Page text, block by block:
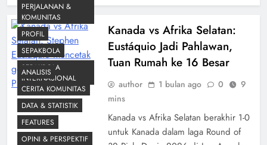
PERJALANAN &
KOMUNITAS
PROFIL
SEPAKBOLA
SEPAKBOLA
INTERNASIONAL
Kanada vs Afrika Selatan:
Eustáquio Jadi Pahlawan,
Tuan Rumah ke 16 Besar
author 1 bulan ago 0
9
mins
Kanada vs Afrika Selatan berakhir 1-0
untuk Kanada dalam laga Round of
ANALISIS
CERITA KOMUNITAS
DATA & STATISTIK
FEATURES
OPINI & PERSPEKTIF